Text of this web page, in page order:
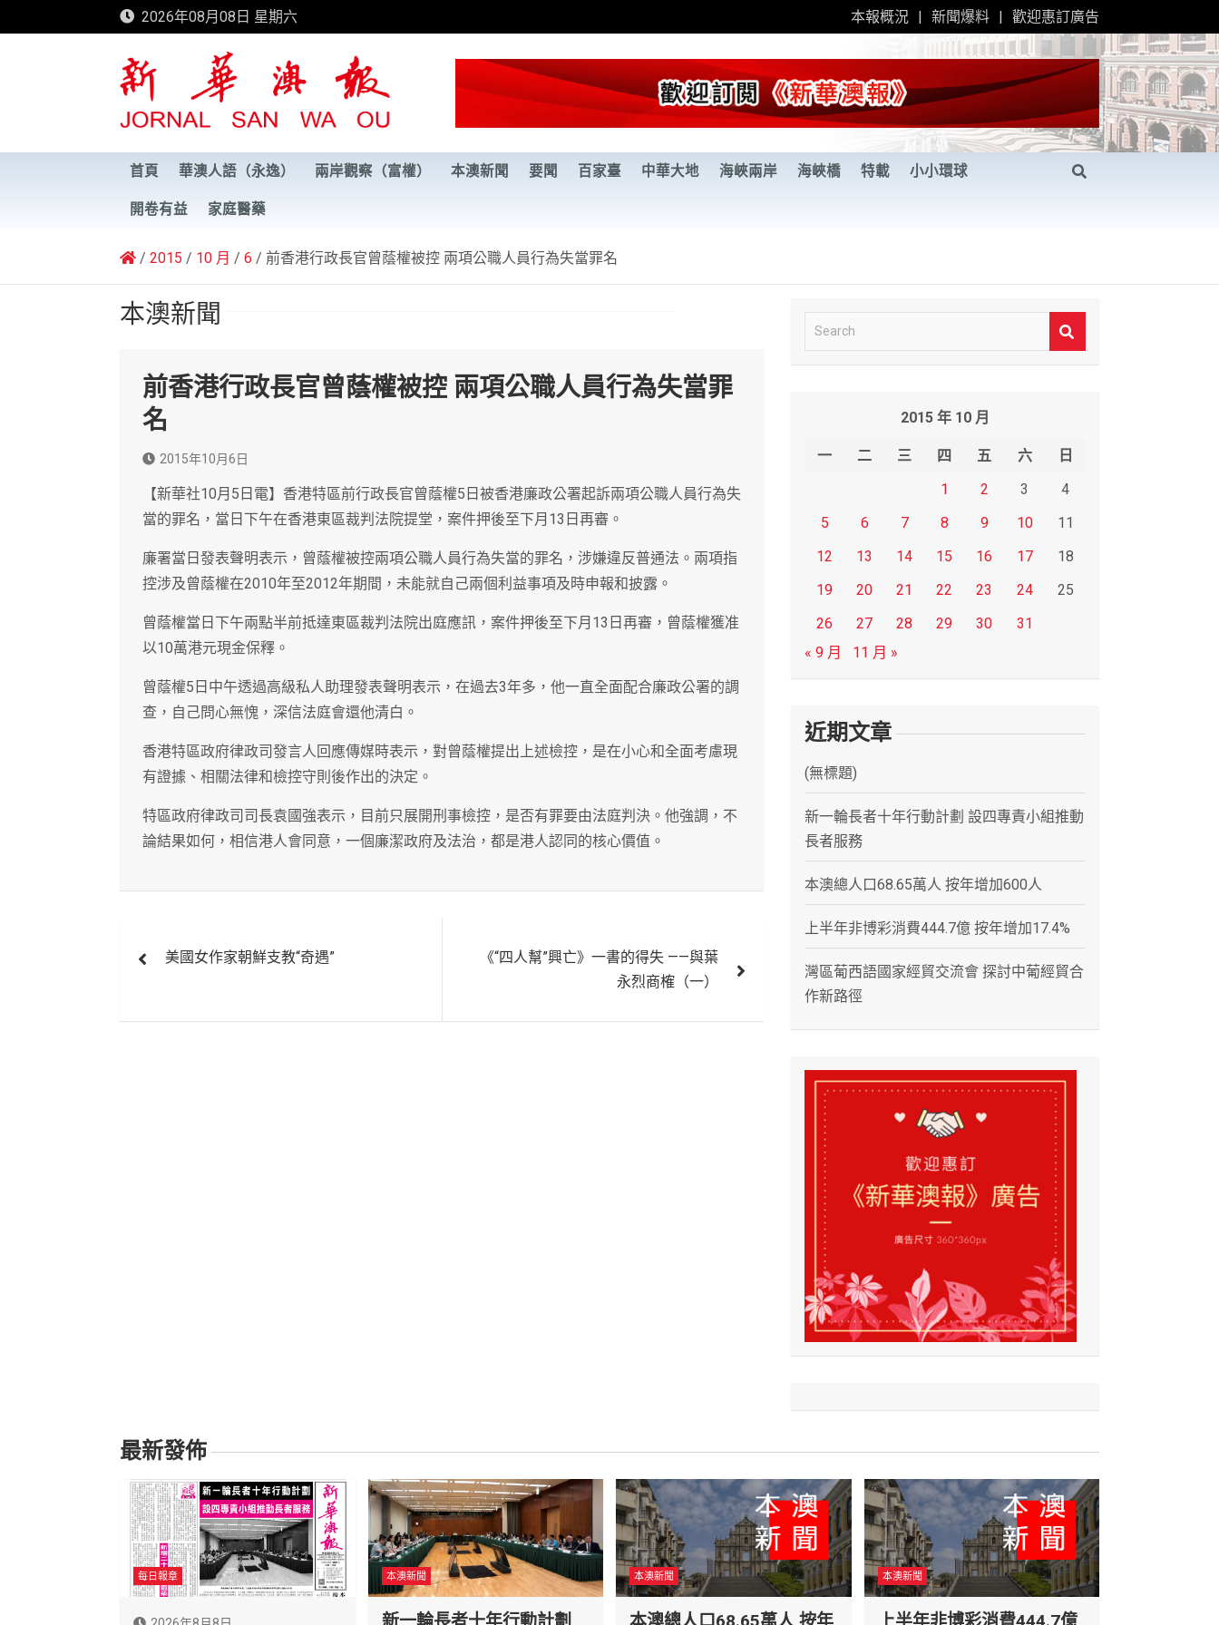
to
2026年08月08日 星期六 本報概況 新聞爆料 歡迎惠訂廣告
新華澳報
首頁 華澳人語（永逸） 兩岸觀察（富權） 本澳新聞 要聞 百家臺 中華大地 海峽兩岸 海峽橋 特載 小小環球
開卷有益 家庭醫藥
2015 10 月 6 前香港行政長官曾蔭權被控 兩項公職人員行為失當罪名
本澳新聞
前香港行政長官曾蔭權被控 兩項公職人員行為失當罪
名
2015年10月6日
【新華社10月5日電】香港特區前行政長官曾蔭權5日被香港廉政公署起訴兩項公職人員行為失
當的罪名，當日下午在香港東區裁判法院提堂，案件押後至下月13日再審。
廉署當日發表聲明表示，曾蔭權被控兩項公職人員行為失當的罪名，涉嫌違反普通法。兩項指
控涉及曾蔭權在2010年至2012年期間，未能就自己兩個利益事項及時申報和披露。
曾蔭權當日下午兩點半前抵達東區裁判法院出庭應訊，案件押後至下月13日再審，曾蔭權獲准
以10萬港元現金保釋。
曾蔭權5日中午透過高級私人助理發表聲明表示，在過去3年多，他一直全面配合廉政公署的調
查，自己問心無愧，深信法庭會還他清白。
香港特區政府律政司發言人回應傳媒時表示，對曾蔭權提出上述檢控，是在小心和全面考慮現
有證據、相關法律和檢控守則後作出的決定。
特區政府律政司司長袁國強表示，目前只展開刑事檢控，是否有罪要由法庭判決。他強調，不
論結果如何，相信港人會同意，一個廉潔政府及法治，都是港人認同的核心價值。
章
美國女作家朝鮮支教“奇遇”
《“四人幫”興亡》一書的得失 ——與葉
永烈商榷（一）
e
2015 年 10 月
一 二 三 四 五 六
日
1
2 3
4
5
6 7 8 9 10
11
12
13 14 15 16 17
18
19
20 21 22 23 24
25
26
27 28 29 30
31
« 9 月
11 月 »
近期文章
(無標題)
新一輪長者十年行動計劃 設四專責小組推動
長者服務
本澳總人口68.65萬人 按年增加600人
上半年非博彩消費444.7億 按年增加17.4%
灣區葡西語國家經貿交流會 探討中葡經貿合
作新路徑
最新發佈
每日報章 本澳新聞 本澳新聞 本澳新聞